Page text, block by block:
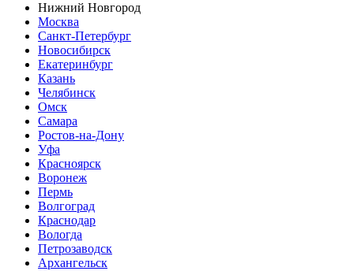
Нижний Новгород
Москва
Санкт-Петербург
Новосибирск
Екатеринбург
Казань
Челябинск
Омск
Самара
Ростов-на-Дону
Уфа
Красноярск
Воронеж
Пермь
Волгоград
Краснодар
Вологда
Петрозаводск
Архангельск